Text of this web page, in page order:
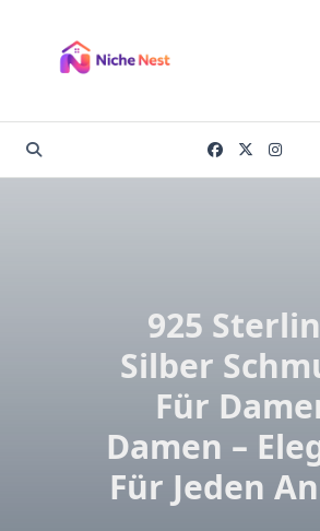
content
925
Silber
Für
Damen –
Für Jeden